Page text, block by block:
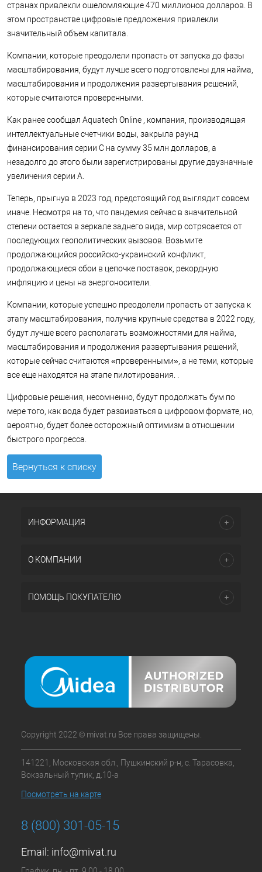
странах привлекли ошеломляющие 470 миллионов долларов. В
этом пространстве цифровые предложения привлекли
значительный объем капитала.
Компании, которые преодолели пропасть от запуска до фазы
масштабирования, будут лучше всего подготовлены для найма,
масштабирования и продолжения развертывания решений,
которые считаются проверенными.
Как ранее сообщал Aquatech Online , компания, производящая
интеллектуальные счетчики воды, закрыла раунд
финансирования серии C на сумму 35 млн долларов, а
незадолго до этого были зарегистрированы другие двузначные
увеличения серии A.
Теперь, прыгнув в 2023 год, предстоящий год выглядит совсем
иначе. Несмотря на то, что пандемия сейчас в значительной
степени остается в зеркале заднего вида, мир сотрясается от
последующих геополитических вызовов. Возьмите
продолжающийся российско-украинский конфликт,
продолжающиеся сбои в цепочке поставок, рекордную
инфляцию и цены на энергоносители.
Компании, которые успешно преодолели пропасть от запуска к
этапу масштабирования, получив крупные средства в 2022 году,
будут лучше всего располагать возможностями для найма,
масштабирования и продолжения развертывания решений,
которые сейчас считаются «проверенными», а не теми, которые
все еще находятся на этапе пилотирования. .
Цифровые решения, несомненно, будут продолжать бум по
мере того, как вода будет развиваться в цифровом формате, но,
вероятно, будет более осторожный оптимизм в отношении
быстрого прогресса.
Вернуться к списку
ИНФОРМАЦИЯ
О КОМПАНИИ
ПОМОЩЬ ПОКУПАТЕЛЮ
Copyright 2022 © mivat.ru Все права защищены.
141221, Московская обл., Пушкинский р-н, с. Тарасовка,
Вокзальный тупик, д.10-а
Посмотреть на карте
8 (800) 301-05-15
Email: info@mivat.ru